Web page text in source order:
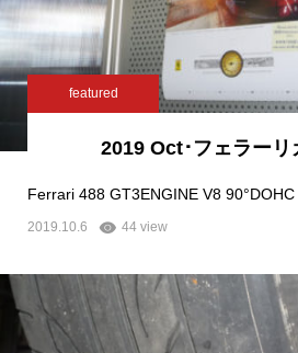
featured
2019 Oct･フェラーリ
Ferrari 488 GT3ENGINE V8
2019.10.6 44 view